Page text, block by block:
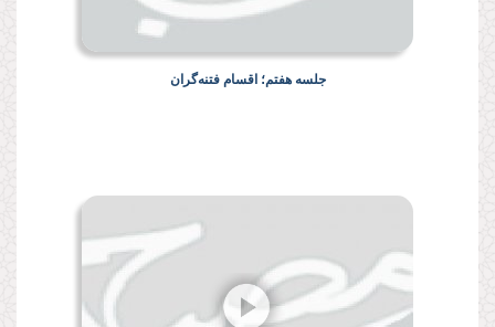
جلسه هفتم؛ اقسام فتنه‌گران